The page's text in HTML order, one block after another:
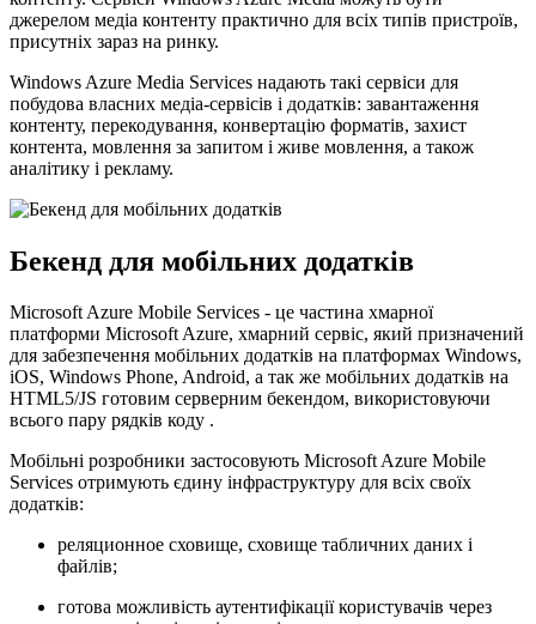
джерелом медіа контенту практично для всіх типів пристроїв,
присутніх зараз на ринку.
Windows Azure Media Services надають такі сервіси для
побудова власних медіа-сервісів і додатків: завантаження
контенту, перекодування, конвертацію форматів, захист
контента, мовлення за запитом і живе мовлення, а також
аналітику і рекламу.
Бекенд для мобільних додатків
Microsoft Azure Mobile Services - це частина хмарної
платформи Microsoft Azure, хмарний сервіс, який призначений
для забезпечення мобільних додатків на платформах Windows,
iOS, Windows Phone, Android, а так же мобільних додатків на
HTML5/JS готовим серверним бекендом, використовуючи
всього пару рядків коду .
Мобільні розробники застосовують Microsoft Azure Mobile
Services отримують єдину інфраструктуру для всіх своїх
додатків:
реляционное сховище, сховище табличних даних і
файлів;
готова можливість аутентифікації користувачів через